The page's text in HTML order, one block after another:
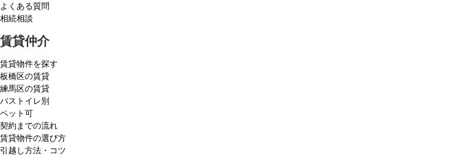
よくある質問
相続相談
賃貸仲介
賃貸物件を探す
板橋区の賃貸
練馬区の賃貸
バストイレ別
ペット可
契約までの流れ
賃貸物件の選び方
引越し方法・コツ